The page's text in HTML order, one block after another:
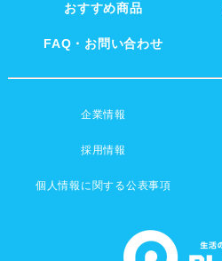
おすすめ商品
FAQ・お問い合わせ
企業情報
採用情報
個人情報に関する公表事項